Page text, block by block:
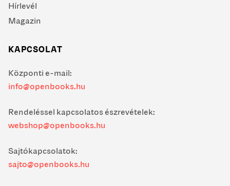
Hírlevél
Magazin
KAPCSOLAT
Központi e-mail:
info@openbooks.hu
Rendeléssel kapcsolatos észrevételek:
webshop@openbooks.hu
Sajtókapcsolatok:
sajto@openbooks.hu